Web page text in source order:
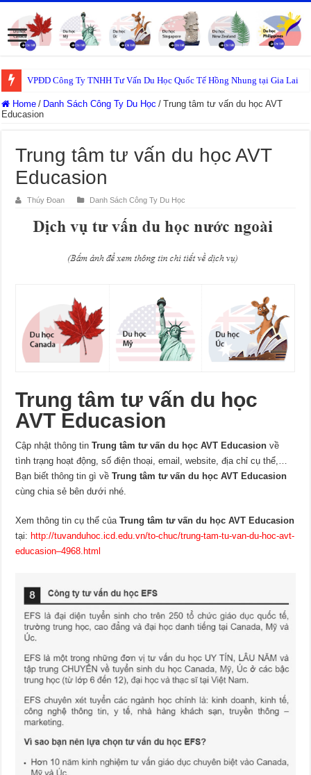
VPĐD Công Ty TNHH Tư Vấn Du Học Quốc Tế Hồng Nhung tại Gia Lai
Home / Danh Sách Công Ty Du Học / Trung tâm tư vấn du học AVT
Educasion
Trung tâm tư vấn du học AVT
Educasion
Thúy Đoan Danh Sách Công Ty Du Học
Trung tâm tư vấn du học
AVT Educasion
Cập nhật thông tinTrung tâm tư vấn du học AVT Educasion về
tình trạng hoạt động, số điện thoại, email, website, địa chỉ cụ thể,…
Bạn biết thông tin gì vềTrung tâm tư vấn du học AVT Educasion
cùng chia sẻ bên dưới nhé.
Xem thông tin cụ thể củaTrung tâm tư vấn du học AVT Educasion
tại: http://tuvanduhoc.icd.edu.vn/to-chuc/trung-tam-tu-van-du-hoc-avt-
educasion–4968.html